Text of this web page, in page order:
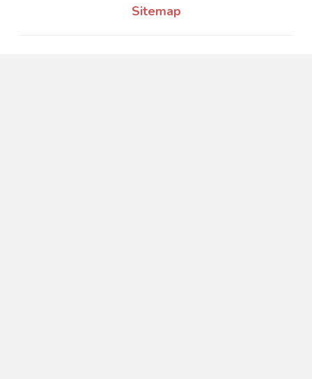
Sitemap